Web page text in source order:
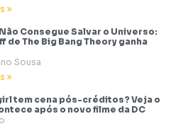
»
Consegue Salvar o Universo:
de The Big Bang Theory ganha
Sousa
»
tem cena pós-créditos? Veja o
após o novo filme da DC